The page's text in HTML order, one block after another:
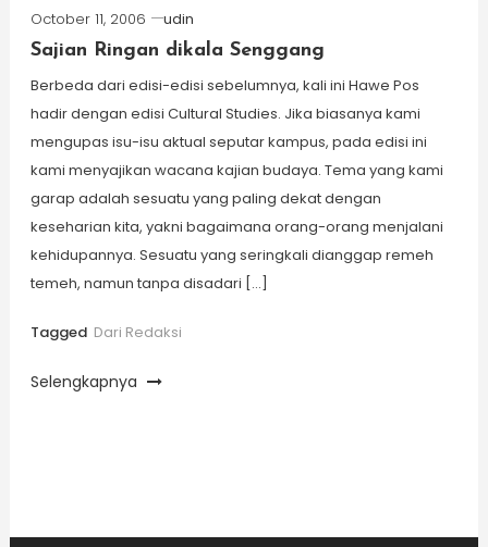
October 11, 2006
udin
Sajian Ringan dikala Senggang
Berbeda dari edisi-edisi sebelumnya, kali ini Hawe Pos
hadir dengan edisi Cultural Studies. Jika biasanya kami
mengupas isu-isu aktual seputar kampus, pada edisi ini
kami menyajikan wacana kajian budaya. Tema yang kami
garap adalah sesuatu yang paling dekat dengan
keseharian kita, yakni bagaimana orang-orang menjalani
kehidupannya. Sesuatu yang seringkali dianggap remeh
temeh, namun tanpa disadari […]
Tagged Dari Redaksi
Selengkapnya